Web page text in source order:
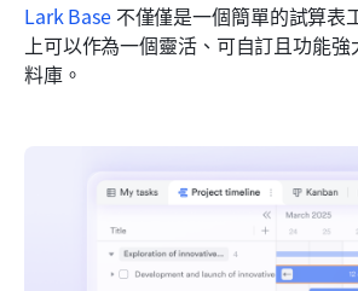
Lark Base 不僅僅是一個簡單的試算表
上可以作為一個靈活、可自訂且功能
料庫。